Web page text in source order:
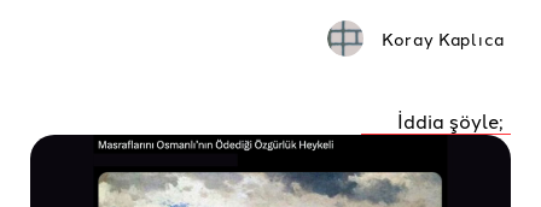
Koray Kaplıca
İddia şöyle;